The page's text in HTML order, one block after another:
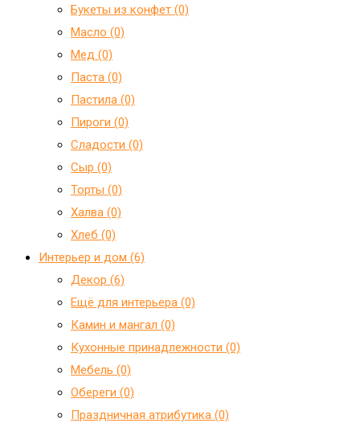
Букеты из конфет (0)
Масло (0)
Мед (0)
Паста (0)
Пастила (0)
Пироги (0)
Сладости (0)
Сыр (0)
Торты (0)
Халва (0)
Хлеб (0)
Интерьер и дом (6)
Декор (6)
Ещё для интерьера (0)
Камин и мангал (0)
Кухонные принадлежности (0)
Мебель (0)
Обереги (0)
Праздничная атрибутика (0)